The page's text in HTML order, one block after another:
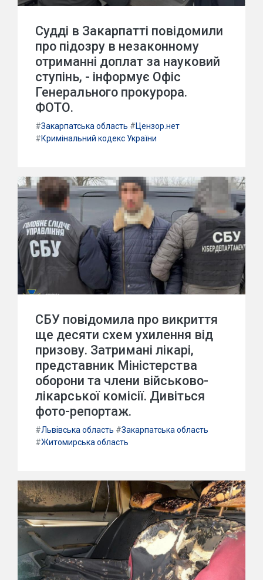
Судді в Закарпатті повідомили
про підозру в незаконному
отриманні доплат за науковий
ступінь, - інформує Офіс
Генерального прокурора.
ФОТО.
#Закарпатська область #Цензор.нет
#Кримінальний кодекс України
СБУ повідомила про викриття
ще десяти схем ухилення від
призову. Затримані лікарі,
представник Міністерства
оборони та члени військово-
лікарської комісії. Дивіться
фото-репортаж.
#Львівська область #Закарпатська область
#Житомирська область